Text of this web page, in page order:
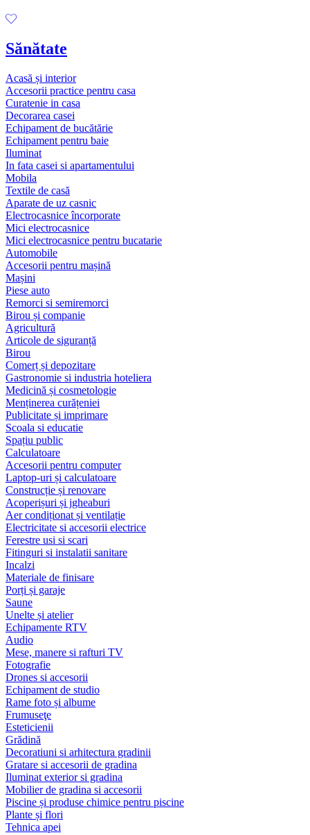
Sănătate
Acasă și interior
Accesorii practice pentru casa
Curatenie in casa
Decorarea casei
Echipament de bucătărie
Echipament pentru baie
Iluminat
In fata casei si apartamentului
Mobila
Textile de casă
Aparate de uz casnic
Electrocasnice încorporate
Mici electrocasnice
Mici electrocasnice pentru bucatarie
Automobile
Accesorii pentru mașină
Mașini
Piese auto
Remorci si semiremorci
Birou și companie
Agricultură
Articole de siguranță
Birou
Comerț și depozitare
Gastronomie si industria hoteliera
Medicină și cosmetologie
Menținerea curățeniei
Publicitate și imprimare
Scoala si educatie
Spațiu public
Calculatoare
Accesorii pentru computer
Laptop-uri și calculatoare
Construcție și renovare
Acoperișuri și jgheaburi
Aer condiționat și ventilație
Electricitate si accesorii electrice
Ferestre usi si scari
Fitinguri si instalatii sanitare
Incalzi
Materiale de finisare
Porți și garaje
Saune
Unelte și atelier
Echipamente RTV
Audio
Mese, manere si rafturi TV
Fotografie
Drones si accesorii
Echipament de studio
Rame foto și albume
Frumuseţe
Esteticienii
Grădină
Decoratiuni si arhitectura gradinii
Gratare si accesorii de gradina
Iluminat exterior si gradina
Mobilier de gradina si accesorii
Piscine și produse chimice pentru piscine
Plante și flori
Tehnica apei